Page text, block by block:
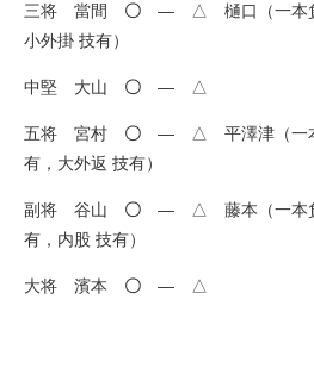
三将 當間 〇 ― △ 樋口（一本負
小外掛 技有）
中堅 大山 〇 ― △
五将 宮村 〇 ― △ 平澤津（一本
有，大外返 技有）
副将 谷山 〇 ― △ 藤本（一本負
有，内股 技有）
大将 濱本 〇 ― △